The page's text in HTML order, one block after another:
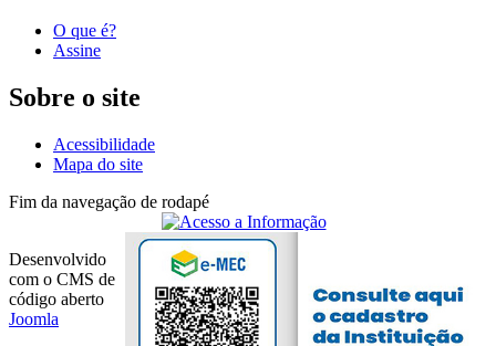
O que é?
Assine
Sobre o site
Acessibilidade
Mapa do site
Fim da navegação de rodapé
Desenvolvido
com o CMS de
código aberto
Joomla